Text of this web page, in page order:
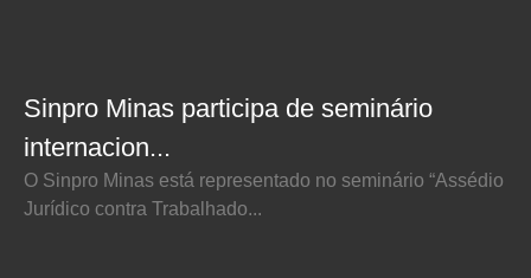
Sinpro Minas participa de seminário
internacion...
O Sinpro Minas está representado no seminário “Assédio
Jurídico contra Trabalhado...